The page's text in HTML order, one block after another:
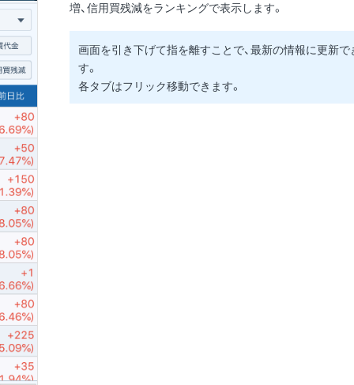
増、信用買残減をランキングで表示します。
画面を引き下げて指を離すことで、最新の情報に更新で
す。
各タブはフリック移動できます。